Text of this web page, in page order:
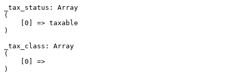
_tax_status: Array
(
    [0] => taxable
)
_tax_class: Array
(
    [0] =>
)